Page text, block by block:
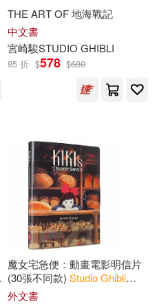
Notebook(32)
THE ART OF 地海戰記
中文書
宮崎駿STUDIO GHIBLI
85 折 $578 $680
魔女宅急便：動畫電影明信片
(30張不同款) StudioGhibli
Kiki’s Delivery Service
外文書